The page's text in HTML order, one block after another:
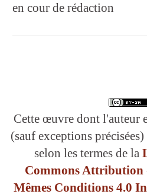
en cour de rédaction
Cette œuvre dont l'auteur
(sauf exceptions
selon les termes de la
Commons Attribution
Mêmes Conditions 4.0